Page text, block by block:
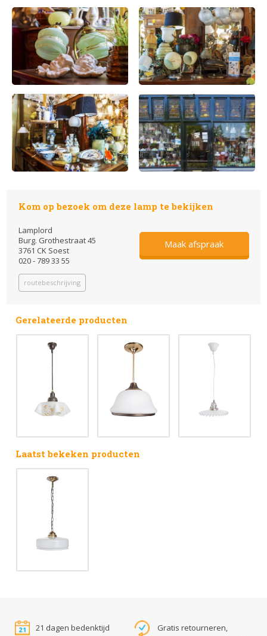
Kom op bezoek om deze lamp te bekijken
Lamplord
Burg. Grothestraat 45
3761 CK Soest
020 - 789 33 55
routebeschrijving
Maak afspraak
Gerelateerde producten
Laatst bekeken producten
21 dagen bedenktijd
Gratis retourneren,